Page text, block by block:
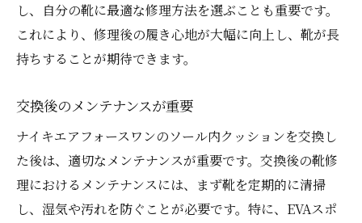
し、自分の靴に最適な修理方法を選ぶことも重要です。
これにより、修理後の履き心地が大幅に向上し、靴が長
持ちすることが期待できます。
交換後のメンテナンスが重要
ナイキエアフォースワンのソール内クッションを交換し
た後は、適切なメンテナンスが重要です。交換後の靴修
理におけるメンテナンスには、まず靴を定期的に清掃
し、湿気や汚れを防ぐことが必要です。特に、EVAスポ